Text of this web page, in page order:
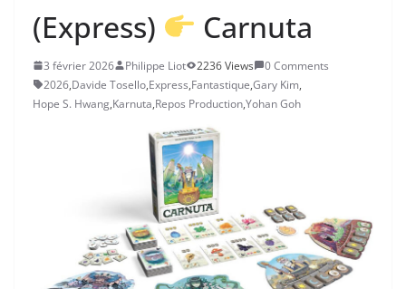
(Express) Carnuta
3 février 2026 Philippe Liot 2236 Views
0 Comments
2026,Davide Tosello,Express,Fantastique,Gary Kim,
Hope S. Hwang,Karnuta,Repos Production,Yohan Goh